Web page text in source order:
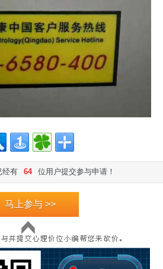
经有 64 位用户提交参与申请！
马上参与 >>